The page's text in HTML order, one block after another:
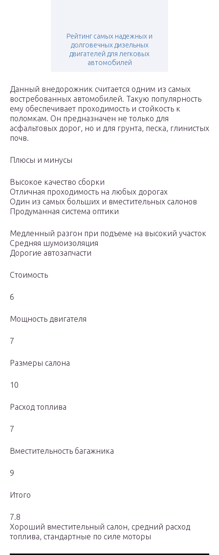
Рейтинг самых надежных и
долговечных дизельных
двигателей для легковых
автомобилей
Данный внедорожник считается одним из самых
востребованных автомобилей. Такую популярность
ему обеспечивает проходимость и стойкость к
поломкам. Он предназначен не только для
асфальтовых дорог, но и для грунта, песка, глинистых
почв.
Плюсы и минусы
Высокое качество сборки
Отличная проходимость на любых дорогах
Один из самых больших и вместительных салонов
Продуманная система оптики
Медленный разгон при подъеме на высокий участок
Средняя шумоизоляция
Дорогие автозапчасти
Стоимость
6
Мощность двигателя
7
Размеры салона
10
Расход топлива
7
Вместительность багажника
9
Итого
7.8
Хороший вместительный салон, средний расход
топлива, стандартные по силе моторы